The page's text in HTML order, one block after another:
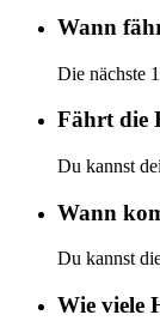
Wann
Die nächste
Fährt die
Du kannst
Wann
Du kannst
Wie viele